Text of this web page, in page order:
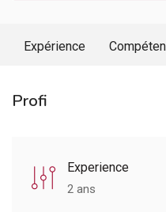
Expérience
Profi
Experience
2 ans